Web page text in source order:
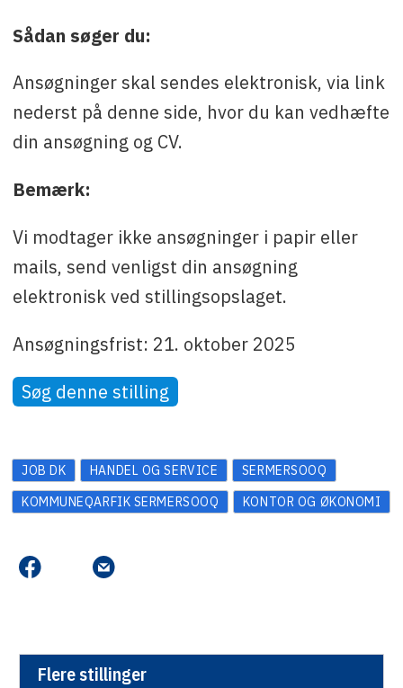
Sådan søger du:
Ansøgninger skal sendes elektronisk, via link
nederst på denne side, hvor du kan vedhæfte
din ansøgning og CV.
Bemærk:
Vi modtager ikke ansøgninger i papir eller
mails, send venligst din ansøgning
elektronisk ved stillingsopslaget.
Ansøgningsfrist: 21. oktober 2025
Søg denne stilling
JOB DK HANDEL OG SERVICE
SERMERSOOQ
KOMMUNEQARFIK SERMERSOOQ
KONTOR OG ØKONOMI
Flere stillinger